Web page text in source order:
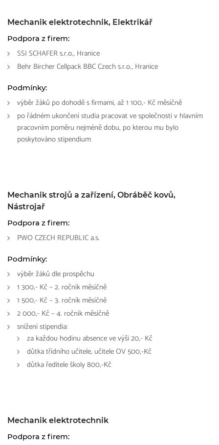
Mechanik elektrotechnik, Elektrikář
Podpora z firem:
SSI SCHAFER s.r.o., Hranice
Behr Bircher Cellpack BBC Czech s.r.o., Hranice
Podmínky:
výběr žáků po dohodě s firmami, až 1 100,- Kč měsíčně
po řádném ukončení studia pracovat ve společnosti v hlavním
pracovním poměru nejméně dobu, po kterou mu bylo
poskytováno stipendium
Mechanik strojů a zařízení, Obráběč kovů,
Nástrojař
Podpora z firem:
PWO CZECH REPUBLIC a.s.
Podmínky:
výběr žáků dle prospěchu
1 300,- Kč – 2. ročník měsíčně
1 500,- Kč – 3. ročník měsíčně
2 000,- Kč – 4. ročník měsíčně
snížení stipendia:
za každou hodinu absence ve výši 20,- Kč
důtka třídního učitele, učitele OV 500,-Kč
důtka ředitele školy 800,-Kč
Mechanik elektrotechnik
Podpora z firem: